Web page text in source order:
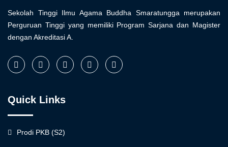
Sekolah Tinggi Ilmu Agama Buddha Smaratungga merupakan
Perguruan Tinggi yang memiliki Program Sarjana dan Magister
dengan Akreditasi A.
Quick Links
Prodi PKB (S2)